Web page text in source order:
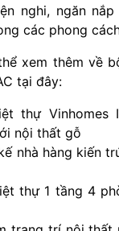
nghi, ngăn
các phong
xem thêm về
tại đây:
thự Vinhomes
nội thất gỗ
nhà hàng kiến
thự 1 tầng 4